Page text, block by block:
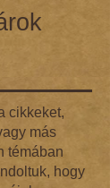
cikkeket,
más
témában
hogy